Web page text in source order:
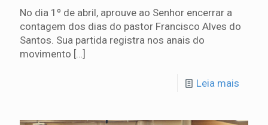
No dia 1º de abril, aprouve ao Senhor encerrar a
contagem dos dias do pastor Francisco Alves do
Santos. Sua partida registra nos anais do
movimento […]
Leia mais